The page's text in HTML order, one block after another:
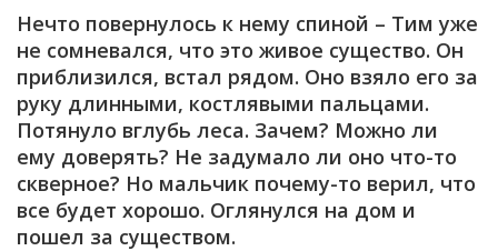
Нечто повернулось к нему спиной – Тим уже
не сомневался, что это живое существо. Он
приблизился, встал рядом. Оно взяло его за
руку длинными, костлявыми пальцами.
Потянуло вглубь леса. Зачем? Можно ли
ему доверять? Не задумало ли оно что-то
скверное? Но мальчик почему-то верил, что
все будет хорошо. Оглянулся на дом и
пошел за существом.